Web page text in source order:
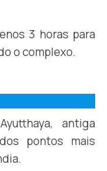
3 horas para
o complexo.
antiga
pontos mais